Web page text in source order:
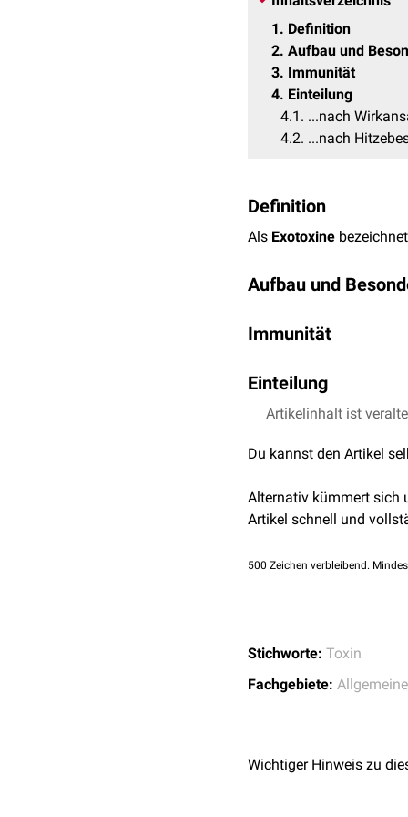
1
Definition
2 Aufbau und
3 Immunität
4 Einteilung
4.1
...nach
4.2 ...nach
Definition
Als Exotoxine
Aufbau und
Fällen aber auch
Immunität
Immunabwehr
Aus Exotoxinen kann
Einteilung
Man unterscheidet drei
aufgenommen und
Pertussistoxin.
Polymer-Bildung
...nach
Artikelinhalt ist
Du kannst den Artikel
Alternativ kümmert sich
Artikel schnell und
500 Zeichen verbleibend.
Stichworte: Toxin
Fachgebiete:
Wichtiger Hinweis zu